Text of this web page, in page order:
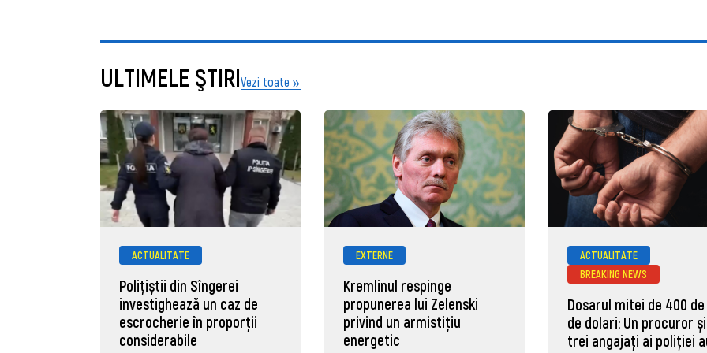
ULTIMELE ŞTIRIVezi toate
ACTUALITATE
Polițiștii din Sîngerei
investighează un caz de
escrocherie în proporții
considerabile
EXTERNE
Kremlinul respinge
propunerea lui Zelenski
privind un armistițiu
energetic
ACTUALITATE
BREAKING NEWS
Dosarul mitei de 400
de dolari: Un procuror și
trei angajați ai poliției